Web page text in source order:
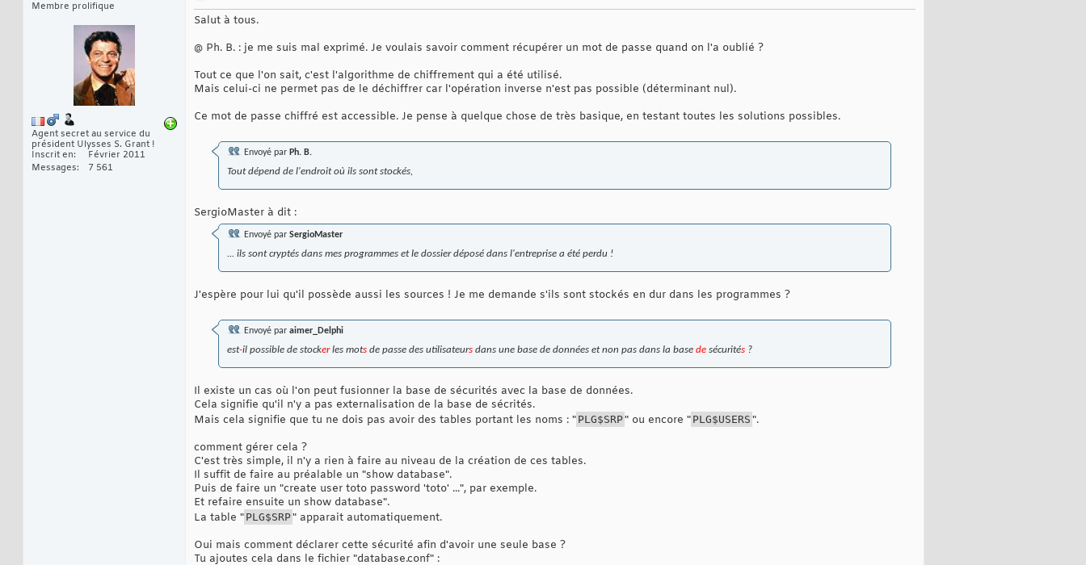
Membre prolifique
Agent secret au service du
président Ulysses S. Grant !
Inscrit en
Février 2011
Messages
7 561
Salut à tous.
@ Ph. B. : je me suis mal exprimé. Je voulais savoir comment récupérer un mot de passe quand on l'a oublié ?
Tout ce que l'on sait, c'est l'algorithme de chiffrement qui a été utilisé.
Mais celui-ci ne permet pas de le déchiffrer car l'opération inverse n'est pas possible (déterminant nul).
Ce mot de passe chiffré est accessible. Je pense à quelque chose de très basique, en testant toutes les solutions possibles.
Envoyé par Ph. B.
Tout dépend de l'endroit où ils sont stockés,
SergioMaster à dit :
Envoyé par SergioMaster
... ils sont cryptés dans mes programmes et le dossier déposé dans l'entreprise a été perdu !
J'espère pour lui qu'il possède aussi les sources ! Je me demande s'ils sont stockés en dur dans les programmes ?
Envoyé par aimer_Delphi
est-il possible de stockerles mots de passe des utilisateurs dans une base de données et non pas dans la base de sécurités ?
Il existe un cas où l'on peut fusionner la base de sécurités avec la base de données.
Cela signifie qu'il n'y a pas externalisation de la base de sécrités.
Mais cela signifie que tu ne dois pas avoir des tables portant les noms : " PLG$SRP" ou encore " PLG$USERS ".
comment gérer cela ?
C'est très simple, il n'y a rien à faire au niveau de la création de ces tables.
Il suffit de faire au préalable un "show database".
Puis de faire un "create user toto password 'toto' ...", par exemple.
Et refaire ensuite un show database".
La table " PLG$SRP" apparait automatiquement.
Oui mais comment déclarer cette sécurité afin d'avoir une seule base ?
Tu ajoutes cela dans le fichier "database.conf" :